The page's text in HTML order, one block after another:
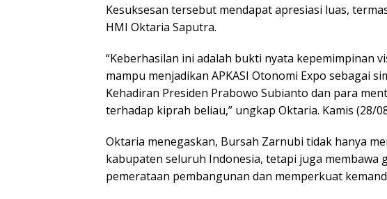
Kesuksesan tersebut mendapat apresiasi luas,
HMI Oktaria Saputra.
“Keberhasilan ini adalah bukti nyata kepemimpinan
mampu menjadikan APKASI Otonomi Expo sebagai
Kehadiran Presiden Prabowo Subianto dan para
terhadap kiprah beliau,” ungkap Oktaria. Kamis (28/
Oktaria menegaskan, Bursah Zarnubi tidak hanya
kabupaten seluruh Indonesia, tetapi juga membawa
pemerataan pembangunan dan memperkuat